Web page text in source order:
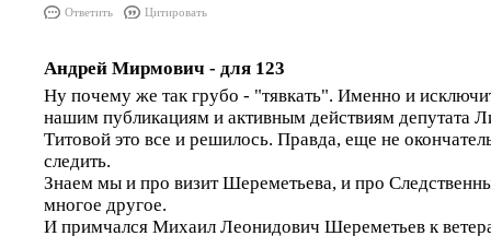
Ответить Цитировать
Андрей Мирмович - для 123
Ну почему же так грубо - "тявкать". Именно и
нашим публикациям и активным действиям депутата
Титовой это все и решилось. Правда, еще не
следить.
Знаем мы и про визит Шереметьева, и про
многое другое.
И примчался Михаил Леонидович Шереметьев к